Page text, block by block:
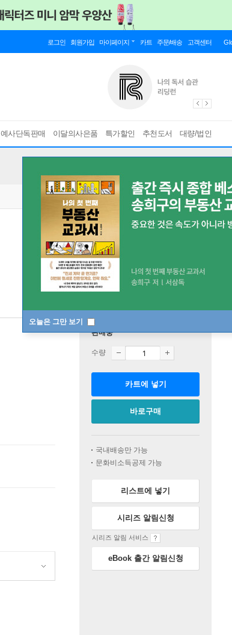
로그인 회원가입 마이페이지 카트 주문/배송 고객센터
예사단독판매 이달의사은품 특가할인 추천도서 대량/법인
오늘은 그만 보기
판매중
수량
카트에 넣기
바로구매
국내배송만 가능
문화비소득공제 가능
리스트에 넣기
시리즈 알림신청
시리즈 알림 서비스
eBook 출간 알림신청